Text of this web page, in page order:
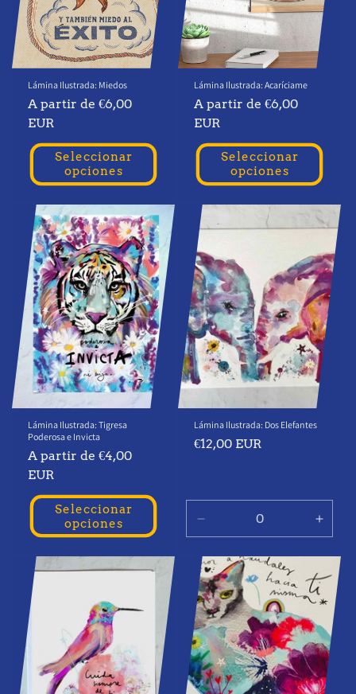
Lámina Ilustrada: Miedos
Precio
habitual
A partir de €6,00
EUR
Seleccionar
opciones
Lámina Ilustrada: Acaríciame
Precio
habitual
A partir de €6,00
EUR
Seleccionar
opciones
Lámina Ilustrada: Tigresa
Poderosa e Invicta
Precio
habitual
A partir de €4,00
EUR
Seleccionar
opciones
Lámina Ilustrada: Dos Elefantes
Precio
€12,00 EUR
cantidad
para
Default
Title
para
Title